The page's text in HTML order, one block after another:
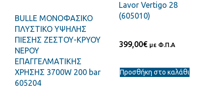
BULLE ΜΟΝΟΦΑΣΙΚΟ
ΠΛΥΣΤΙΚΟ ΥΨΗΛΗΣ
ΠΙΕΣΗΣ ΖΕΣΤΟΥ-ΚΡΥΟΥ
ΝΕΡΟΥ
ΕΠΑΓΓΕΛΜΑΤΙΚΗΣ
ΧΡΗΣΗΣ 3700W 200 bar
605204
Lavor Vertigo 28
(605010)
399,00€ με Φ.Π.Α
Προσθήκη στο καλάθι